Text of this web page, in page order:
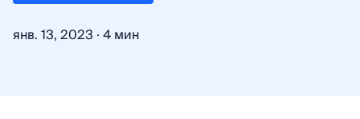
янв. 13, 2023 ·4 мин